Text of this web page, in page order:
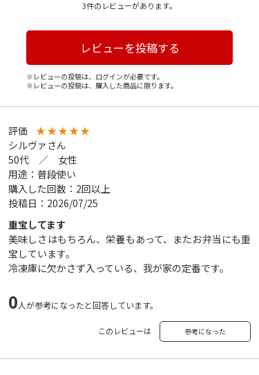
3件のレビューがあります。
レビューを投稿する
※レビューの投稿は、ログインが必要です。
※レビューの投稿は、購入した商品に限ります。
評価 ★★★★★
シルヴァさん
50代 ／ 女性
用途：普段使い
購入した回数：2回以上
投稿日：2026/07/25
重宝してます
美味しさはもちろん、栄養もあって、またお弁当にも重
宝しています。
冷凍庫に欠かさず入っている、我が家の定番です。
0人が参考になったと回答しています。
このレビューは 参考になった